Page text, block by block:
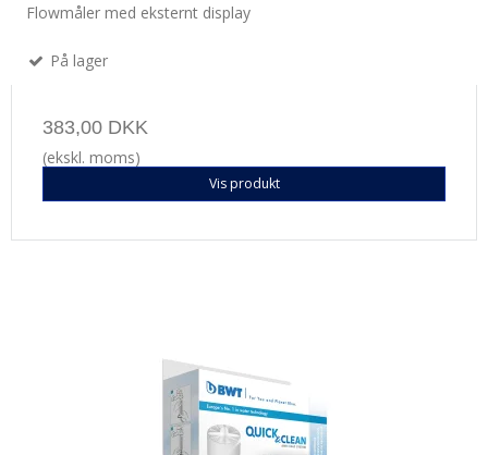
Flowmåler med eksternt display
På lager
383,00 DKK
(ekskl. moms)
Vis produkt